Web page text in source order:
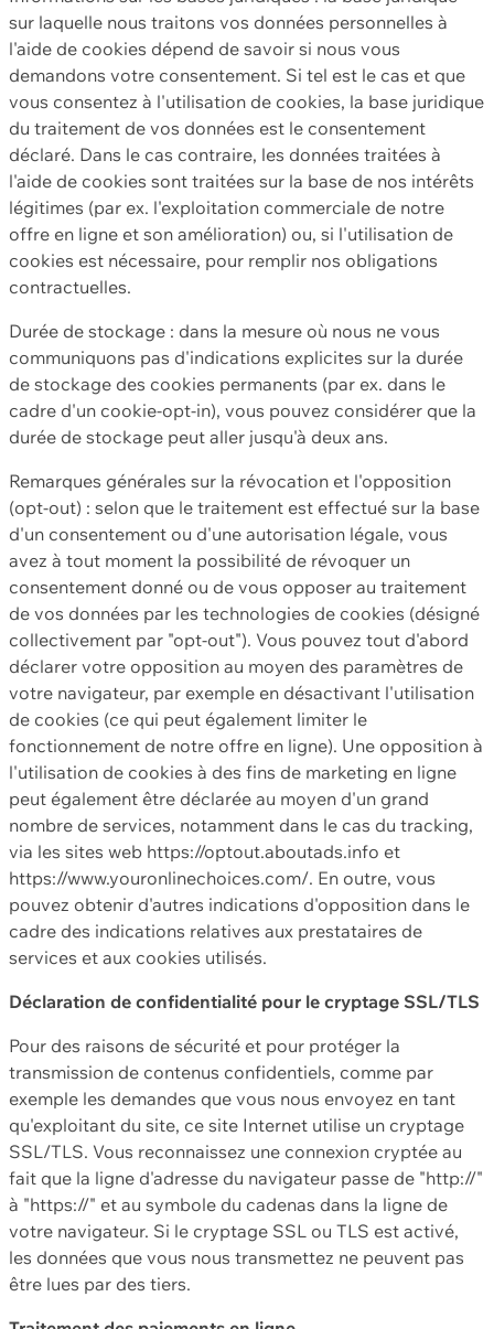
sur laquelle nous traitons vos données personnelles à
l'aide de cookies dépend de savoir si nous vous
demandons votre consentement. Si tel est le cas et que
vous consentez à l'utilisation de cookies, la base juridique
du traitement de vos données est le consentement
déclaré. Dans le cas contraire, les données traitées à
l'aide de cookies sont traitées sur la base de nos intérêts
légitimes (par ex. l'exploitation commerciale de notre
offre en ligne et son amélioration) ou, si l'utilisation de
cookies est nécessaire, pour remplir nos obligations
contractuelles.
Durée de stockage : dans la mesure où nous ne vous
communiquons pas d'indications explicites sur la durée
de stockage des cookies permanents (par ex. dans le
cadre d'un cookie-opt-in), vous pouvez considérer que la
durée de stockage peut aller jusqu'à deux ans.
Remarques générales sur la révocation et l'opposition
(opt-out) : selon que le traitement est effectué sur la base
d'un consentement ou d'une autorisation légale, vous
avez à tout moment la possibilité de révoquer un
consentement donné ou de vous opposer au traitement
de vos données par les technologies de cookies (désigné
collectivement par "opt-out"). Vous pouvez tout d'abord
déclarer votre opposition au moyen des paramètres de
votre navigateur, par exemple en désactivant l'utilisation
de cookies (ce qui peut également limiter le
fonctionnement de notre offre en ligne). Une opposition à
l'utilisation de cookies à des fins de marketing en ligne
peut également être déclarée au moyen d'un grand
nombre de services, notamment dans le cas du tracking,
via les sites web https://optout.aboutads.info et
https://www.youronlinechoices.com/. En outre, vous
pouvez obtenir d'autres indications d'opposition dans le
cadre des indications relatives aux prestataires de
services et aux cookies utilisés.
Déclaration de confidentialité pour le cryptage SSL/TLS
Pour des raisons de sécurité et pour protéger la
transmission de contenus confidentiels, comme par
exemple les demandes que vous nous envoyez en tant
qu'exploitant du site, ce site Internet utilise un cryptage
SSL/TLS. Vous reconnaissez une connexion cryptée au
fait que la ligne d'adresse du navigateur passe de "http://"
à "https://" et au symbole du cadenas dans la ligne de
votre navigateur. Si le cryptage SSL ou TLS est activé,
les données que vous nous transmettez ne peuvent pas
être lues par des tiers.